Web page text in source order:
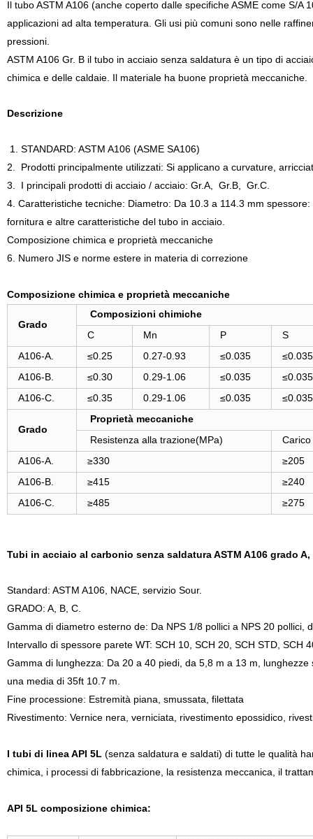
Il tubo ASTM A106 (anche coperto dalle specifiche ASME come S/
applicazioni ad alta temperatura. Gli usi più comuni sono nelle
pressioni.
ASTM A106 Gr. B il tubo in acciaio senza saldatura è un tipo di
chimica e delle caldaie. Il materiale ha buone proprietà meccaniche.
Descrizione
1. STANDARD: ASTM A106 (ASME SA106)
2.
Prodottiprincipalmente utilizzati: Si applicano a curvature,
3.
I principali prodotti di acciaio / acciaio: Gr.A, Gr.B,
Gr.C.
4. Caratteristiche tecniche: Diametro: Da 10.3 a 114.3 mm
fornitura e altre caratteristiche del tubo in acciaio.
Composizione chimica e proprietà meccaniche
6. Numero JIS e norme estere in materia di correzione
Composizione chimica e proprietà meccaniche
Grado
Composizioni chimiche
C
Mn P
S
A106-A.
≤0.25 0.27-0.93 ≤0.035
≤0.035
A106-B.
≤0.30 0.29-1.06 ≤0.035
≤0.035
A106-C.
≤0.35 0.29-1.06 ≤0.035 ≤0.035
Grado
Proprietà meccaniche
Resistenza alla trazione(MPa)
A106-A.
≥330
≥205
A106-B.
≥415
≥240
A106-C.
≥485 ≥275
Tubi in acciaio al carbonio senza saldatura ASTM A106 grado
Standard: ASTM A106, NACE, servizio Sour.
GRADO: A, B, C.
Gamma di diametro esterno de: Da NPS 1/8 pollici a NPS 20 pollici,
Intervallo di spessore parete WT: SCH 10, SCH 20, SCH STD, SCH
Gamma di lunghezza: Da 20 a 40 piedi, da 5,8 m a 13 m,
una media di 35ft 10.7 m.
Fine processione: Estremità piana, smussata, filettata
Rivestimento: Vernice nera, verniciata, rivestimento epossidico,
I tubi di linea API 5L (senza saldatura e saldati) di tutte le qualità
chimica, i processi di fabbricazione, la resistenza meccanica, il
API 5L composizione chimica: